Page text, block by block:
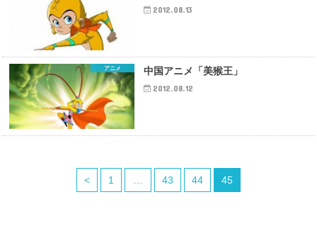
2012.08.13
アニメ 中国アニメ「美猴王」
2012.08.12
< 1 … 43 44 45